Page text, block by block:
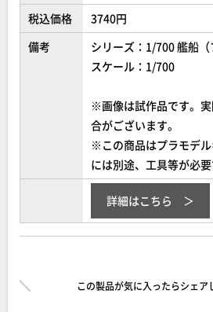
税込価格
3740円
備考
シリーズ：1/700 艦船（
スケール：1/700
※画像は試作品です。
合がございます。
※この商品はプラモデ
には別途、工具等が必要
詳細はこちら
この製品が気に入ったらシェア